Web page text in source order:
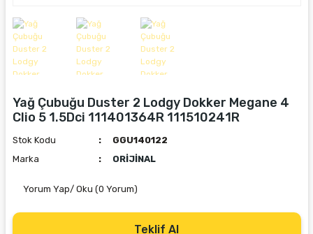
Yağ Çubuğu Duster 2 Lodgy Dokker Megane 4
Clio 5 1.5Dci 111401364R 111510241R
Stok Kodu
GGU140122
Marka
ORİJİNAL
Yorum Yap/ Oku (0 Yorum)
Teklif Al